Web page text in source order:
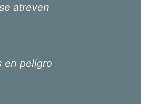
atreven
en peligro